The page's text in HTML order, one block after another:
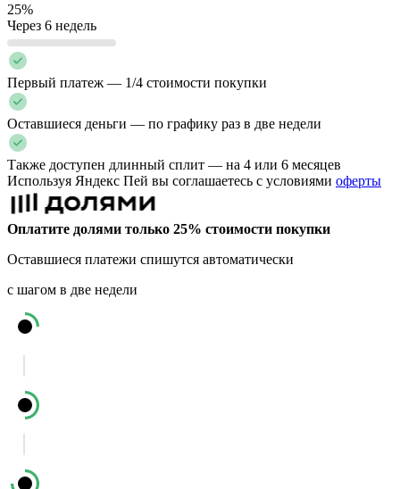
25%
Через 6 недель
Первый платеж — 1/4 стоимости покупки
Оставшиеся деньги — по графику раз в две недели
Также доступен длинный сплит — на 4 или 6 месяцев
Используя Яндекс Пей вы соглашаетесь с условиями оферты
Оплатите долями только 25% стоимости покупки
Оставшиеся платежи спишутся автоматически
с шагом в две недели